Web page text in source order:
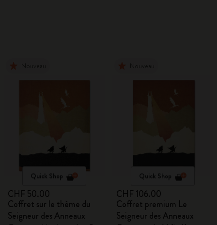
Quick Shop
CHF 50.00
Coffret sur le thème du
Seigneur des Anneaux
Quick Shop
CHF 106.00
Coffret premium Le
Seigneur des Anneaux